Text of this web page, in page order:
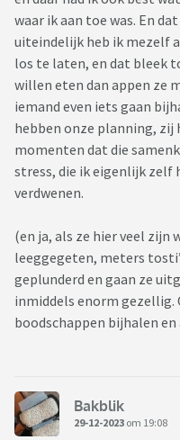
waar ik aan toe was. En
uiteindelijk heb ik mezelf
los te laten, en dat bleek
willen eten dan appen ze
iemand even iets gaan
hebben onze planning, zij
momenten dat die
stress, die ik eigenlijk zelf
verdwenen.
(en ja, als ze hier veel zijn
leeggegeten, meters
geplunderd en gaan ze
inmiddels enorm gezellig.
boodschappen bijhalen
Bakblik
29-12-2023 om 19:08